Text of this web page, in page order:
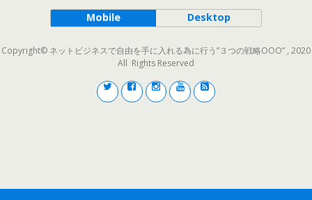
Mobile Desktop
Copyright© ネットビジネスで自由を手に入れる為に行う”３つの戦略OOO” , 2020
All Rights Reserved